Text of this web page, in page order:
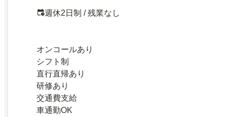
週休2日制 / 残業なし
オンコールあり
シフト制
直行直帰あり
研修あり
交通費支給
車通勤OK